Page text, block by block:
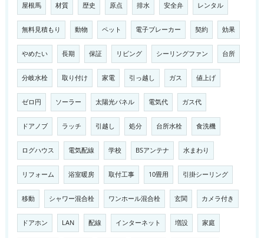
屋根馬 材質 歴史 原点 排水 安全弁 レンタル
無料見積もり 動物 ペット 電子ブレーカー 契約 効果
やめたい 長期 保証 リビング シーリングファン 台所
分岐水栓 取り付け 家電 引っ越し ガス 値上げ
ゼロ円 ソーラー 太陽光パネル 電気代 ガス代
ドアノブ ラッチ 引越し 処分 台所水栓 食洗機
ログハウス 電気配線 学校 BSアンテナ 水まわり
リフォーム 浴室暖房 取付工事 10畳用 引掛シーリング
移動 シャワー混合栓 ワンホール混合栓 玄関 カメラ付き
ドアホン LAN 配線 インターネット 増設 家庭